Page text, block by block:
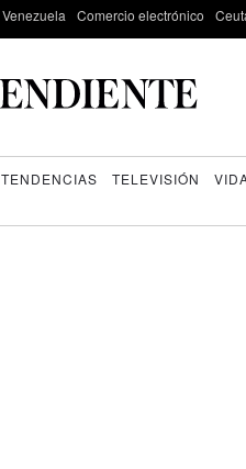
Venezuela Comercio electrónico
TENDENCIAS TELEVISIÓN